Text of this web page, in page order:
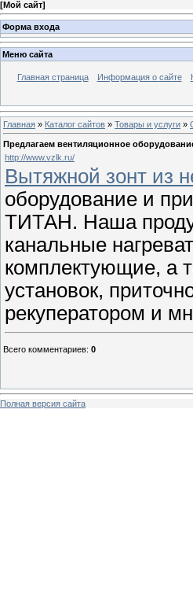
[Мой сайт]
Форма входа
Меню сайта
Главная страница Информация о сайте
Главная » Каталог сайтов » Товары и услуги »
Предлагаем вентиляционное
http://www.vzlk.ru/
Вытяжной зонт из
оборудование и
ТИТАН. Наша
канальные
комплектующие, а
установок,
рекуператором и
Всего комментариев: 0
Полная версия сайта